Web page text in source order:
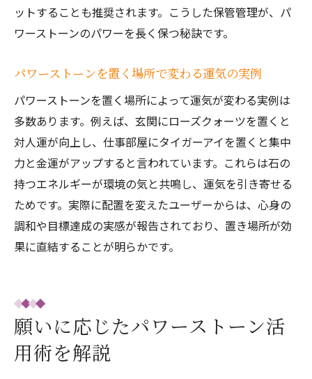
ットすることも推奨されます。こうした保管管理が、パ
ワーストーンのパワーを長く保つ秘訣です。
パワーストーンを置く場所で変わる運気の実例
パワーストーンを置く場所によって運気が変わる実例は
多数あります。例えば、玄関にローズクォーツを置くと
対人運が向上し、仕事部屋にタイガーアイを置くと集中
力と金運がアップすると言われています。これらは石の
持つエネルギーが環境の気と共鳴し、運気を引き寄せる
ためです。実際に配置を変えたユーザーからは、心身の
調和や目標達成の実感が報告されており、置き場所が効
果に直結することが明らかです。
願いに応じたパワーストーン活
用術を解説